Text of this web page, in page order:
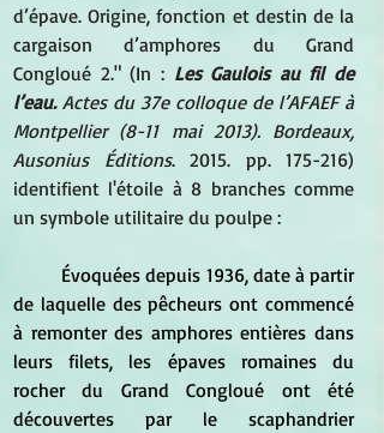
d’épave. Origine, fonction et destin de la
cargaison d’amphores du Grand
Congloué 2." (In : Les Gaulois au fil de
l’eau. Actes du 37e colloque de l’AFAEF à
Montpellier (8-11 mai 2013). Bordeaux,
Ausonius Éditions. 2015. pp. 175-216)
identifient l'étoile à 8 branches comme
un symbole utilitaire du poulpe :
de laquelle des pêcheurs ont commencé
à remonter des amphores entières dans
leurs filets, les épaves romaines du
rocher du Grand Congloué ont été
découvertes par le scaphandrier